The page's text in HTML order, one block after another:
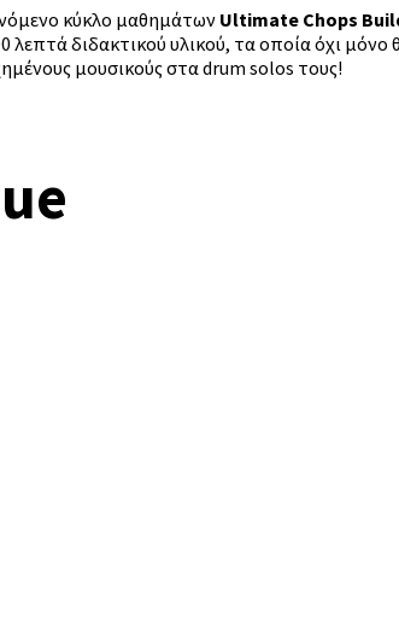
κύκλο μαθημάτων Ultimate Chops
διδακτικού υλικού, τα οποία όχι μόνο
μουσικούς στα drum solos τους!